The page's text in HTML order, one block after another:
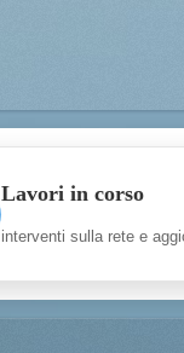
Lavori in corso
interventi sulla rete e